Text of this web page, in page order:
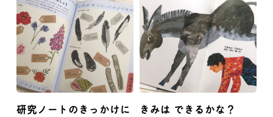
研究ノートのきっかけに きみは できるかな？